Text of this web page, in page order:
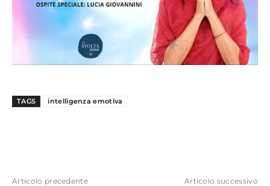
TAGS intelligenza emotiva
Articolo precedente Articolo successivo